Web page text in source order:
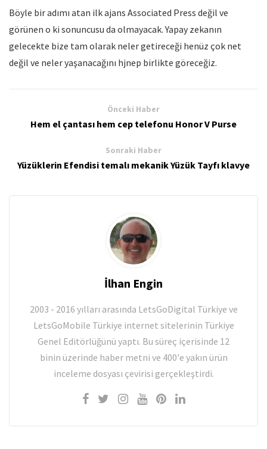
Böyle bir adımı atan ilk ajans Associated Press değil ve
görünen o ki sonuncusu da olmayacak. Yapay zekanın
gelecekte bize tam olarak neler getireceği henüz çok net
değil ve neler yaşanacağını hjnep birlikte göreceğiz.
Önceki Haber
Hem el çantası hem cep telefonu Honor V Purse
Sonraki Haber
Yüzüklerin Efendisi temalı mekanik Yüzük Tayfı klavye
İlhan Engin
2003 - 2016 yılları arasında LetsGoDigital Türkiye ve
LetsGoMobile Türkiye internet sitelerinin Türkiye
Genel Editörlüğünü yaptı. Bu süreç içerisinde 12
binin üzerinde haber metni ve 400'e yakın ürün
inceleme dosyası çevirisi gerçekleştirdi.